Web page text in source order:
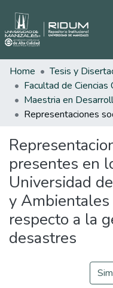
Home
Tesis y
presentes en
Universidad
y Ambientales
respecto a la
desastres